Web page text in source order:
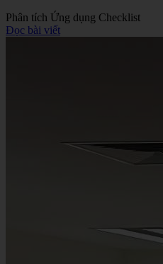
Phân tích Ứng dụng Checklist
Đọc bài viết